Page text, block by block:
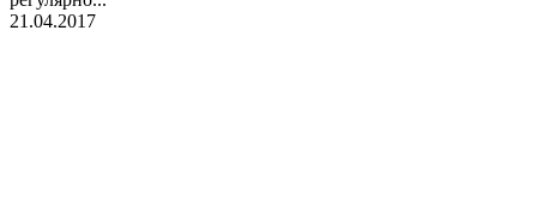
21.04.2017